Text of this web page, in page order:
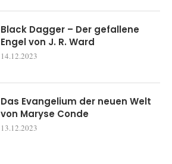
Black Dagger – Der gefallene
Engel von J. R. Ward
14.12.2023
Das Evangelium der neuen Welt
von Maryse Conde
13.12.2023